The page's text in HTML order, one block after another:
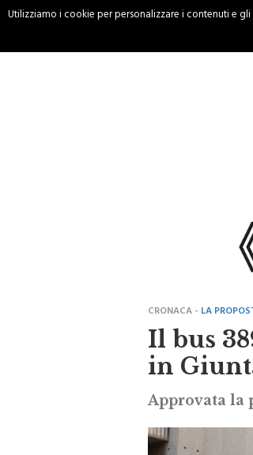
CRONACA - LA
Il bus
in
Approvata la
Utilizziamo i cookie per personalizzare i contenuti e